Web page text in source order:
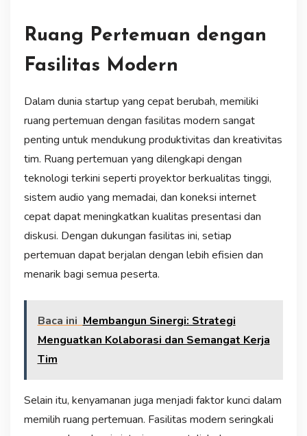
Ruang Pertemuan dengan
Fasilitas Modern
Dalam dunia startup yang cepat berubah, memiliki
ruang pertemuan dengan fasilitas modern sangat
penting untuk mendukung produktivitas dan kreativitas
tim. Ruang pertemuan yang dilengkapi dengan
teknologi terkini seperti proyektor berkualitas tinggi,
sistem audio yang memadai, dan koneksi internet
cepat dapat meningkatkan kualitas presentasi dan
diskusi. Dengan dukungan fasilitas ini, setiap
pertemuan dapat berjalan dengan lebih efisien dan
menarik bagi semua peserta.
Baca ini Membangun Sinergi: Strategi
Menguatkan Kolaborasi dan Semangat Kerja
Tim
Selain itu, kenyamanan juga menjadi faktor kunci dalam
memilih ruang pertemuan. Fasilitas modern seringkali